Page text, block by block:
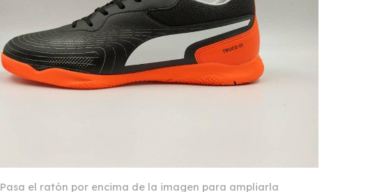
Pasa el ratón por encima de la imagen para ampliarla